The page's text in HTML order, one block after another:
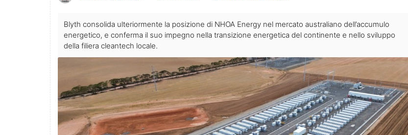
Blyth consolida ulteriormente la posizione di NHOA Energy nel mercato australiano dell’accumulo
energetico, e conferma il suo impegno nella transizione energetica del continente e nello sviluppo
della filiera cleantech locale.